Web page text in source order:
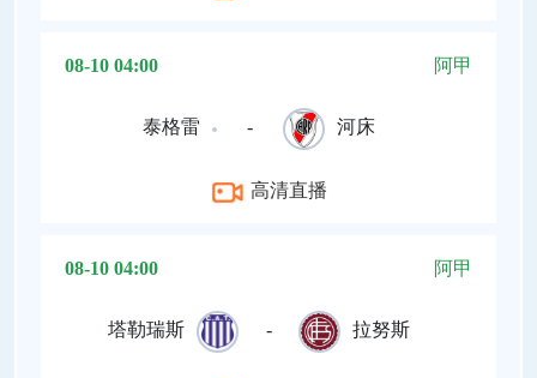
08-10 04:00 阿甲
泰格雷 - 河床
高清直播
08-10 04:00 阿甲
塔勒瑞斯 - 拉努斯